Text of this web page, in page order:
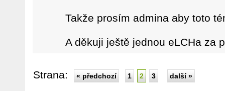
Takže prosím admina aby toto
A děkuji ještě jednou eLCHa za
Strana: « předchozí 1 2 3 další »